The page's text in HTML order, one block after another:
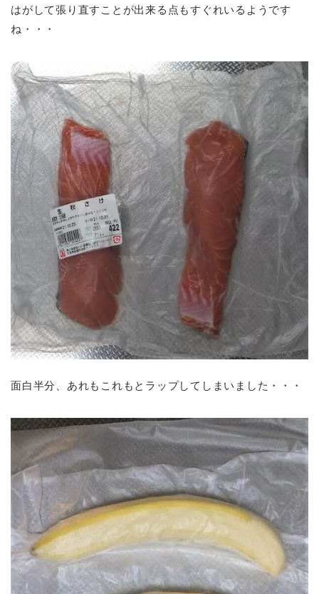
はがして張り直すことが出来る点もすぐれいるようです
ね・・・
面白半分、あれもこれもとラップしてしまいました・・・